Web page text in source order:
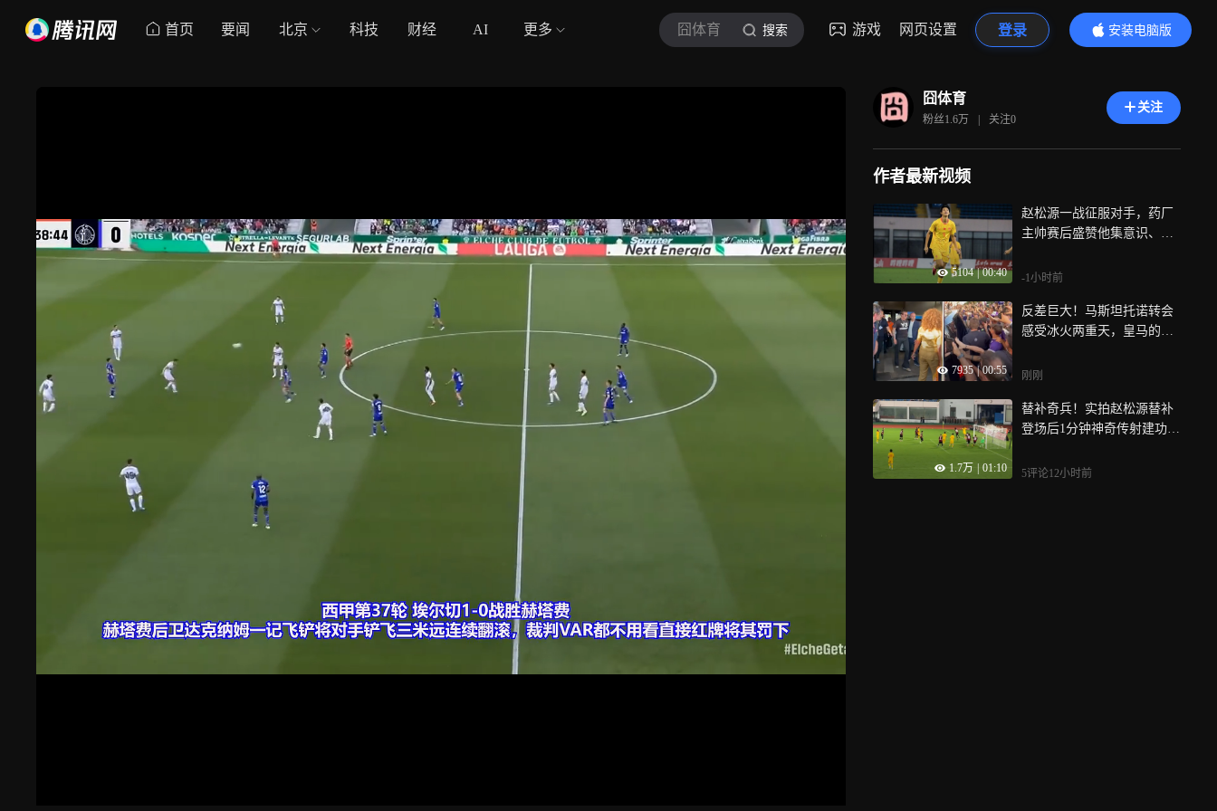
首页 要闻 北京 科技 财经 AI 更多 囧体育 搜索 游戏 网页设置 登录
安装电脑版
内容更精彩
囧体育
粉丝1.6万 | 关注0
关注
作者最新视频
5104 | 00:40
赵松源一战征服对手，药厂
主帅赛后盛赞他集意识、技
竞争力
-1小时前
7935 | 00:55
反差巨大！马斯坦托诺转会
感受冰火两重天，皇马的冷
明对比
刚刚
1.7万 01:10
替补奇兵！实拍赵松源替补
登场后1分钟神奇传射建功，
完成逆转
5评论12小时前